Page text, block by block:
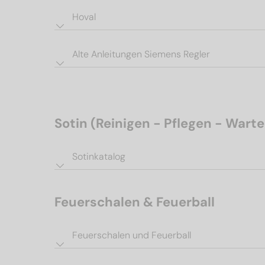
Hoval
Alte Anleitungen Siemens Regler
Sotin (Reinigen - Pflegen -
Sotinkatalog
Feuerschalen & Feuerball
Feuerschalen und Feuerball